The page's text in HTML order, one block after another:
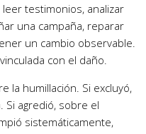
testimonios, analizar
una campaña, reparar
un cambio observable.
con el daño.
la humillación. Si excluyó,
Si agredió, sobre el
sistemáticamente,